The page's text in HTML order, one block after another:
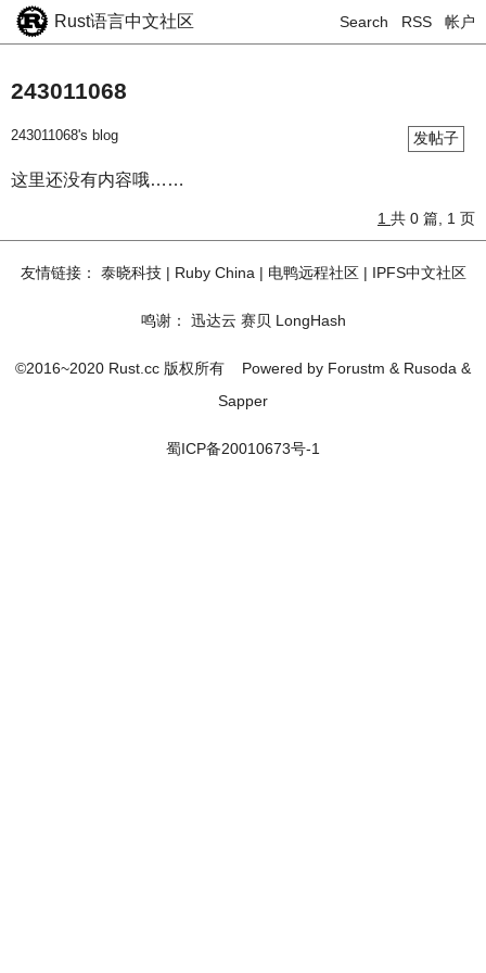
Rust语言中文社区 Search RSS 帐户
243011068
发帖子
243011068's blog
这里还没有内容哦……
1 共 0 篇, 1 页
友情链接： 泰晓科技| Ruby China | 电鸭远程社区| IPFS中文社区
鸣谢： 迅达云 赛贝 LongHash
©2016~2020 Rust.cc 版权所有 Powered by Forustm & Rusoda &
Sapper
蜀ICP备20010673号-1